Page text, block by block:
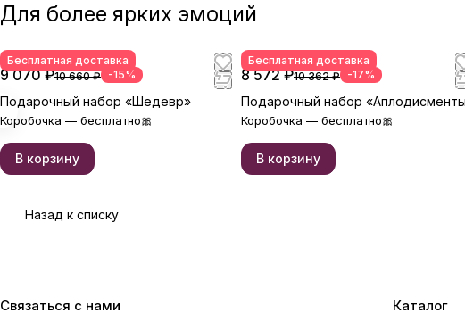
Для более ярких эмоций
Бесплатная доставка
9 070 ₽10 660 ₽ -15%
Подарочный набор «Шедевр»
Коробочка — бесплатно🎀
В корзину
Бесплатная доставка
8 572 ₽10 362 ₽ -17%
Подарочный набор
Коробочка — бесплатно🎀
В корзину
Назад к списку
Связаться с нами Каталог